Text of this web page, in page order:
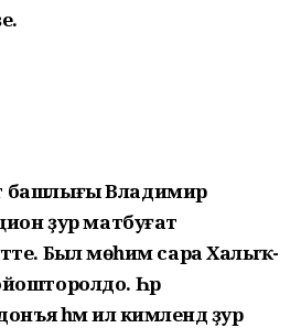
башлығы Владимир
ҙур матбуғат
Был мөһим сара Халыҡ-
Һәр
һәм ил кимәлендә ҙур